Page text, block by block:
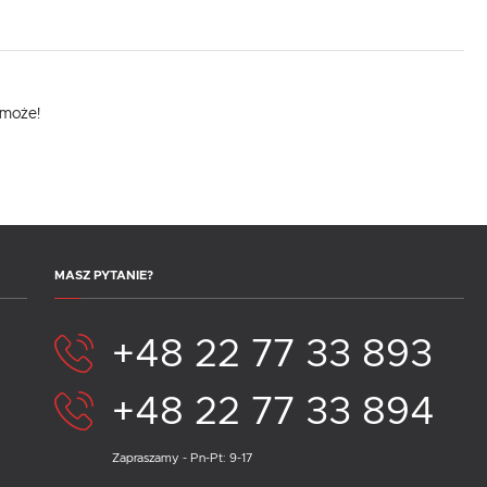
MASZ PYTANIE?
+48 22 77 33 893
+48 22 77 33 894
Zapraszamy - Pn-Pt: 9-17